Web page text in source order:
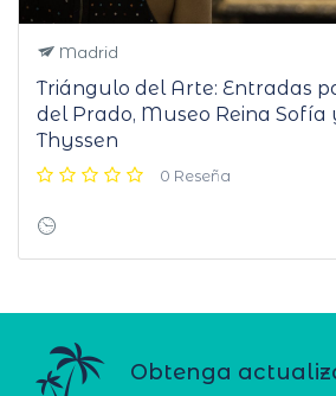
Madrid
Triángulo del Arte: Entradas
del Prado, Museo Reina Sofía
Thyssen
0 Reseña
Obtenga